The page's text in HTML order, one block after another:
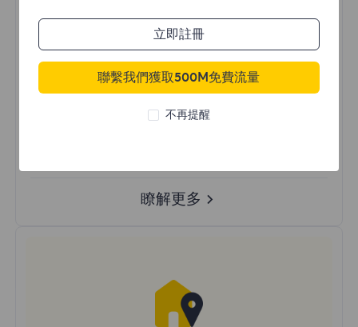
立即購買
不限流量使用
全球超過50個地區
瞭解更多
立即註冊
聯繫我們獲取500M免費流量
不再提醒